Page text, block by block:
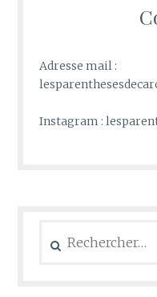
Adresse mail :
Instagram :